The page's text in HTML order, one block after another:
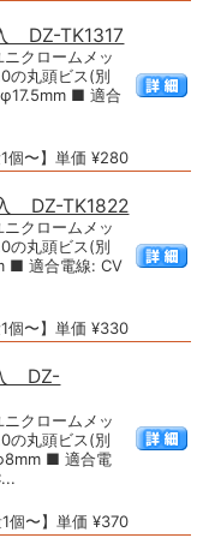
DZ-TK1317
クロームメッ
の丸頭ビス(別
■ 適合
1個〜】単価 ¥280
DZ-TK1822
クロームメッ
の丸頭ビス(別
■ 適合電線: CV
1個〜】単価 ¥330
DZ-
クロームメッ
の丸頭ビス(別
■ 適合電
1個〜】単価 ¥370